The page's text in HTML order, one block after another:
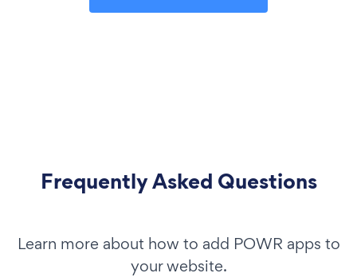
Frequently Asked Questions
Learn more about how to add POWR apps to
your website.